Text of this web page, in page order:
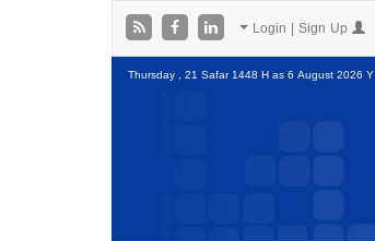
Thursday , 21 Safar 1448 H as6 August 2026 Y